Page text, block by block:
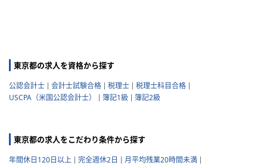
東京都の求人を資格から探す
公認会計士 会計士試験合格 税理士
税理士科目合格
USCPA（米国公認会計士）
簿記1級 簿記2級
東京都の求人をこだわり条件から探す
年間休日120日以上 完全週休2日
月平均残業20時間未満